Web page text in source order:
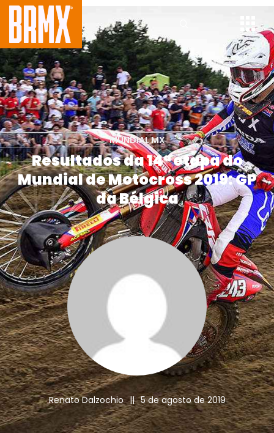
MUNDIAL MX
Resultados da 14ª etapa do
Mundial de Motocross 2019: GP
da Bélgica
Renato Dalzochio || 5 de agosto de 2019